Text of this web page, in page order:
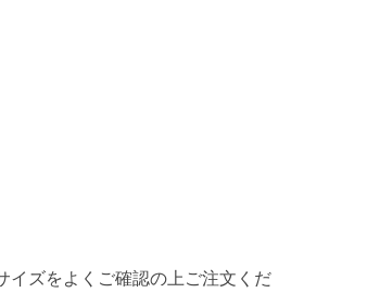
イズをよくご確認の上ご注文くだ